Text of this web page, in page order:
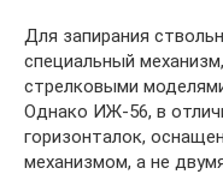
Для запирания
специальный
стрелковыми
Однако ИЖ-56, в
горизонталок,
механизмом, а не